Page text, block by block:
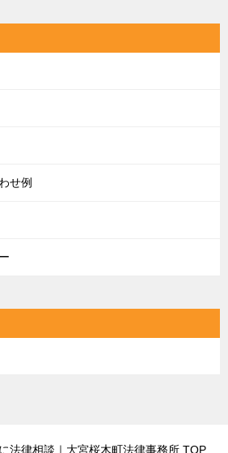
せ例
法律相談｜大宮桜木町法律事務所 TOP